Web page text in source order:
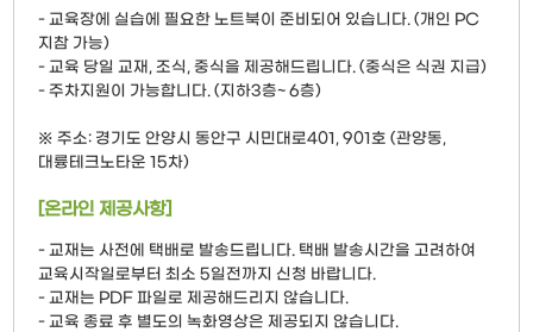
- 교육장에 실습에 필요한 노트북이 준비되어 있습니다. (개인 PC
지참 가능)
- 교육 당일 교재, 조식, 중식을 제공해드립니다. (중식은 식권 지급)
- 주차지원이 가능합니다. (지하3층~ 6층)
※ 주소: 경기도 안양시 동안구 시민대로401, 901호 (관양동,
대륭테크노타운 15차)
[온라인 제공사항]
- 교재는 사전에 택배로 발송드립니다. 택배 발송시간을 고려하여
교육시작일로부터 최소 5일전까지 신청 바랍니다.
- 교재는 PDF 파일로 제공해드리지 않습니다.
- 교육 종료 후 별도의 녹화영상은 제공되지 않습니다.